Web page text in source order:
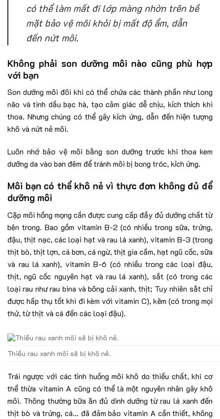
có thể làm mất đi lớp màng nhờn trên bề
mặt bảo vệ môi khỏi bị mất độ ẩm, dẫn
đến nứt môi.
Không phải son dưỡng môi nào cũng phù hợp
với bạn
Son dưỡng môi đôi khi có thể chứa các thành phần như long
não và tinh dầu bạc hà, tạo cảm giác dễ chịu, kích thích khi
thoa. Nhưng chúng có thể gây kích ứng, dẫn đến hiện tượng
khô và nứt nẻ môi.
Luôn nhớ bảo vệ môi bằng son dưỡng trước khi thoa kem
dưỡng da vào ban đêm để tránh môi bị bong tróc, kích ứng.
Môi bạn có thể khô nẻ vì thực đơn không đủ để
dưỡng môi
Cặp môi hồng mọng cần được cung cấp đầy đủ dưỡng chất từ
bên trong. Bao gồm vitamin B-2 (có nhiều trong sữa, trứng,
đậu, thịt nạc, các loại hạt và rau lá xanh), vitamin B-3 (trong
thịt bò, thịt lợn, cá bơn, cá ngừ, thịt gia cầm, hạt ngũ cốc, sữa
và rau lá xanh), vitamin B-6 (có nhiều trong các loại đậu,
thịt, ngũ cốc nguyên hạt và rau lá xanh), sắt (có trong các
loại rau như rau bina và bông cải xanh, thịt; Tuy nhiên sắt chỉ
được hấp thụ tốt khi đi kèm với vitamin C), kẽm (có trong mọi
thứ, từ thịt và cá đến các loại đậu).
Thiếu rau xanh môi sẽ bị khô nẻ.
Trái ngược với các tình huống môi khô do thiếu chất, khi cơ
thể thừa vitamin A cũng có thể là một nguyên nhân gây khô
môi. Thông thường bữa ăn đủ dinh dưỡng từ rau lá xanh đến
thịt bò và trứng, cá… đã đảm bảo vitamin A cần thiết, không